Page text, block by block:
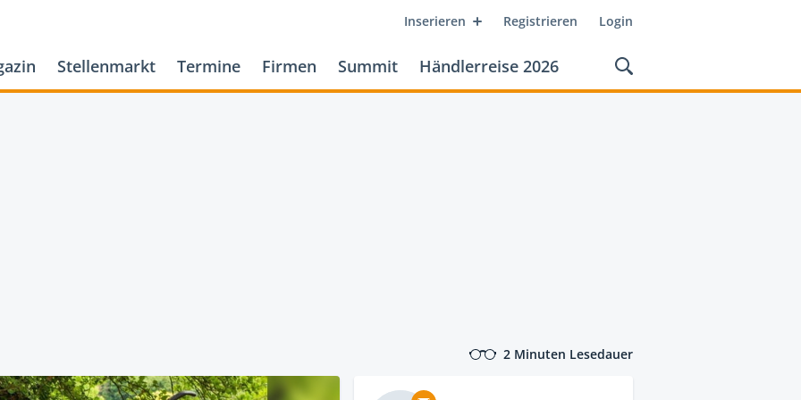
Inserieren Registrieren Login
Stellenmarkt Termine Firmen Summit Händlerreise 2026
2 Minuten Lesedauer